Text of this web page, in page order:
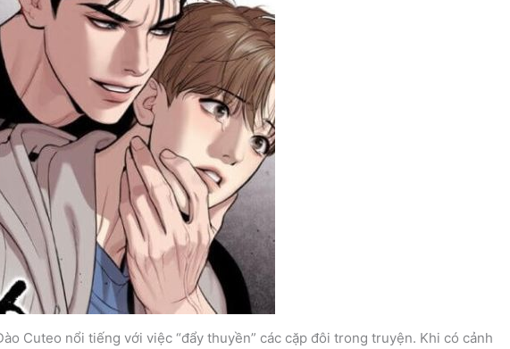
Cuteo nổi tiếng với việc “đẩy thuyền” các cặp đôi trong truyện. Khi có cảnh